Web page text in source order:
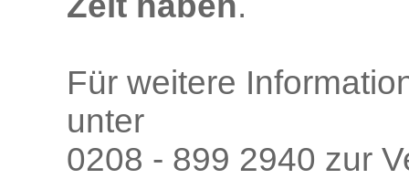
Für weitere
unter
0208 - 899 2940 zur